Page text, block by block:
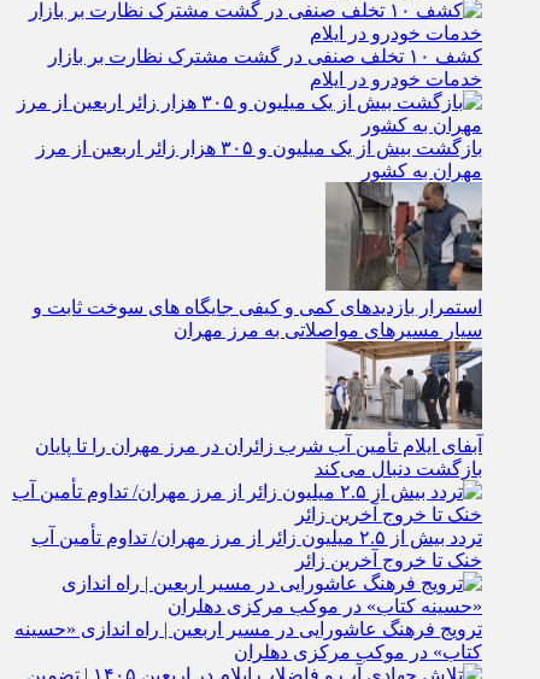
کشف ۱۰ تخلف صنفی در گشت مشترک نظارت بر بازار
خدمات خودرو در ایلام
بازگشت بیش از یک میلیون و ۳۰۵ هزار زائر اربعین از مرز
مهران به کشور
استمرار بازدیدهای کمی و کیفی جایگاه‌ های سوخت ثابت و
سیار مسیرهای مواصلاتی به مرز مهران
آبفای ایلام تأمین آب شرب زائران در مرز مهران را تا پایان
بازگشت دنبال می‌کند
تردد بیش از ۲.۵ میلیون زائر از مرز مهران/ تداوم تأمین آب
خنک تا خروج آخرین زائر
ترویج فرهنگ عاشورایی در مسیر اربعین | راه‌ اندازی «حسینه
کتاب» در موکب مرکزی دهلران